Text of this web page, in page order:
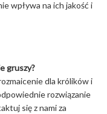
wpływa na ich jakość i
gruszy?
dla królików i
rozwiązanie
się z nami za